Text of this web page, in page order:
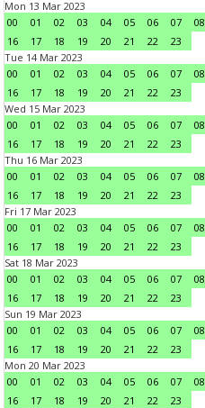
Mon 13 Mar 2023
00
01 02 03 04 05 06 07 08
16
17 18 19 20 21 22
23
Tue 14 Mar 2023
00
01 02 03 04 05 06 07 08
16
17 18 19 20 21 22
23
Wed 15 Mar 2023
00
01 02 03 04 05 06 07 08
16
17 18 19 20 21 22
23
Thu 16 Mar 2023
00
01 02 03 04 05 06 07 08
16
17 18 19 20 21 22
23
Fri 17 Mar 2023
00
01 02 03 04 05 06 07 08
16
17 18 19 20 21 22
23
Sat 18 Mar 2023
00
01 02 03 04 05 06 07 08
16
17 18 19 20 21 22
23
Sun 19 Mar 2023
00
01 02 03 04 05 06 07 08
16
17 18 19 20 21 22
23
Mon 20 Mar 2023
00
01 02 03 04 05 06 07 08
16
17 18 19 20 21 22
23